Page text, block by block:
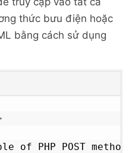
thức bưu điện hoặc
bằng cách sử dụng
of PHP POST method